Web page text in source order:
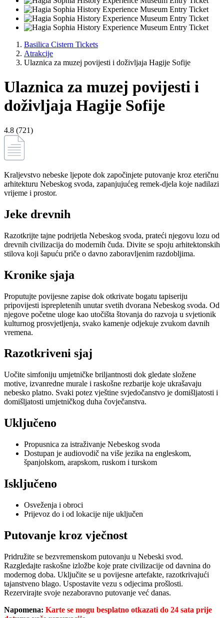
Basilica Cistern Tickets
Atrakcije
Ulaznica za muzej povijesti i doživljaja Hagije Sofije
Ulaznica za muzej povijesti i
doživljaja Hagije Sofije
4.8 (721)
Kraljevstvo nebeske ljepote dok započinjete putovanje kroz eteričnu
arhitekturu Nebeskog svoda, zapanjujućeg remek-djela koje nadilazi
vrijeme i prostor.
Jeke drevnih
Razotkrijte tajne podrijetla Nebeskog svoda, prateći njegovu lozu od
drevnih civilizacija do modernih čuda. Divite se spoju arhitektonskih
stilova koji šapuću priče o davno zaboravljenim razdobljima.
Kronike sjaja
Proputujte povijesne zapise dok otkrivate bogatu tapiseriju
pripovijesti isprepletenih unutar svetih dvorana Nebeskog svoda. Od
njegove početne uloge kao utočišta štovanja do razvoja u svjetionik
kulturnog prosvjetljenja, svako kamenje odjekuje zvukom davnih
vremena.
Razotkriveni sjaj
Uočite simfoniju umjetničke briljantnosti dok gledate složene
motive, izvanredne murale i raskošne rezbarije koje ukrašavaju
nebesko platno. Svaki potez vještine svjedočanstvo je domišljatosti i
domišljatosti umjetničkog duha čovječanstva.
Uključeno
Propusnica za istraživanje Nebeskog svoda
Dostupan je audiovodič na više jezika na engleskom,
španjolskom, arapskom, ruskom i turskom
Isključeno
Osveženja i obroci
Prijevoz do i od lokacije nije uključen
Putovanje kroz vječnost
Pridružite se bezvremenskom putovanju u Nebeski svod.
Razgledajte raskošne izložbe koje prate civilizacije od davnina do
modernog doba. Uključite se u povijesne artefakte, razotkrivajući
tajanstveno blago. Uspostavite vezu s odjecima prošlosti.
Rezervirajte svoje nezaboravno putovanje već danas.
Napomena: Karte se mogu besplatno otkazati do 24 sata prije